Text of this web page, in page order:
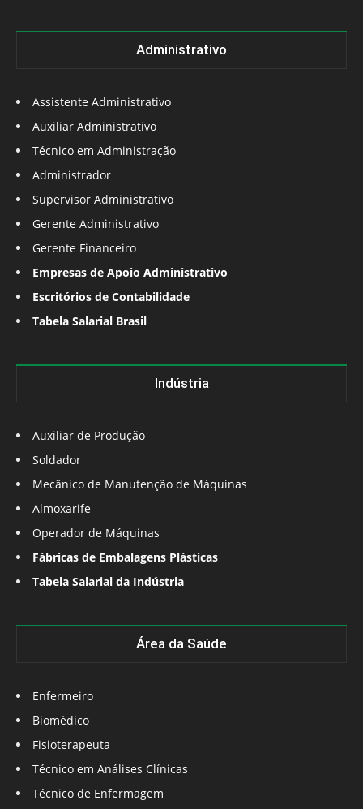
Administrativo
Assistente Administrativo
Auxiliar Administrativo
Técnico em Administração
Administrador
Supervisor Administrativo
Gerente Administrativo
Gerente Financeiro
Empresas de Apoio Administrativo
Escritórios de Contabilidade
Tabela Salarial Brasil
Indústria
Auxiliar de Produção
Soldador
Mecânico de Manutenção de Máquinas
Almoxarife
Operador de Máquinas
Fábricas de Embalagens Plásticas
Tabela Salarial da Indústria
Área da Saúde
Enfermeiro
Biomédico
Fisioterapeuta
Técnico em Análises Clínicas
Técnico de Enfermagem